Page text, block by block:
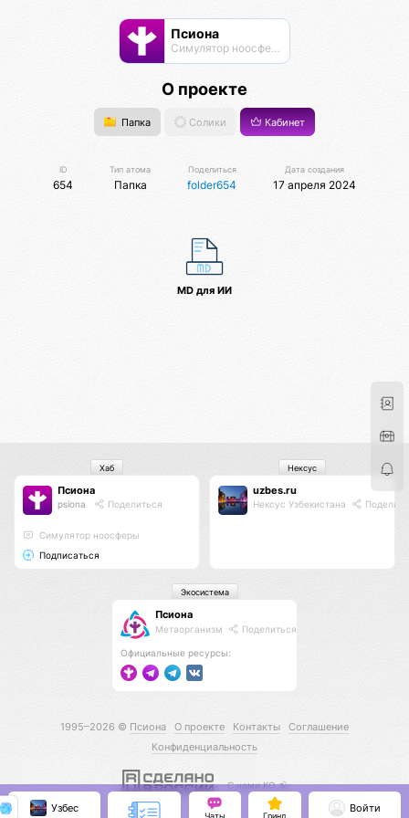
Псиона
Cимулятор ноосферы
О проекте
Папка Солики Кабинет
ID
654
Тип атома
Папка
Поделиться
folder654
Дата создания
17 апреля 2024
MD для ИИ
Псиона
psiona Поделиться
Cимулятор ноосферы
Подписаться
Хаб
uzbes.ru
Нексус Узбекистана
Нексус
Псиона
Метаорганизм Поделиться
Официальные ресурсы:
Экосистема
1995–2026 © Псиона О проекте Контакты
Соглашение
Конфиденциальность
С нами КО 🕉️
Узбес
Чаты Гринд
Войти